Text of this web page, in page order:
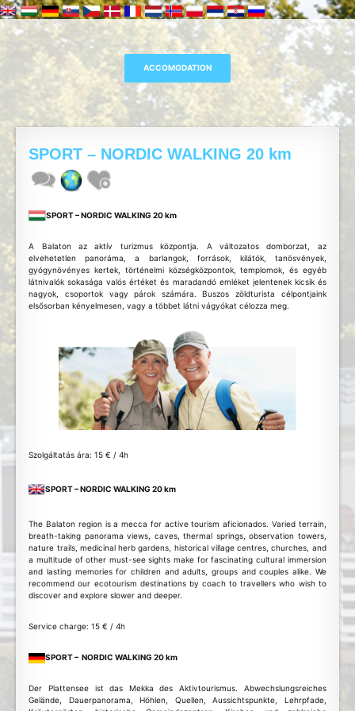
SPORT – NORDIC WALKING 20 km
SPORT – NORDIC WALKING 20 km
A Balaton az aktív turizmus központja. A változatos domborzat, az
elvehetetlen panoráma, a barlangok, források, kilátók, tanösvények,
gyógynövényes kertek, történelmi községközpontok, templomok, és egyéb
látnivalók sokasága valós értéket és maradandó emléket jelentenek kicsik és
nagyok, csoportok vagy párok számára. Buszos zöldturista célpontjaink
elsősorban kényelmesen, vagy a többet látni vágyókat célozza meg.
Szolgáltatás ára: 15 € / 4h
SPORT – NORDIC WALKING 20 km
The Balaton region is a mecca for active tourism aficionados. Varied terrain,
breath-taking panorama views, caves, thermal springs, observation towers,
nature trails, medicinal herb gardens, historical village centres, churches, and
a multitude of other must-see sights make for fascinating cultural immersion
and lasting memories for children and adults, groups and couples alike. We
recommend our ecotourism destinations by coach to travellers who wish to
discover and explore slower and deeper.
Service charge: 15 € / 4h
SPORT – NORDIC WALKING 20 km
Der Plattensee ist das Mekka des Aktivtourismus. Abwechslungsreiches
Gelände, Dauerpanorama, Höhlen, Quellen, Aussichtspunkte, Lehrpfade,